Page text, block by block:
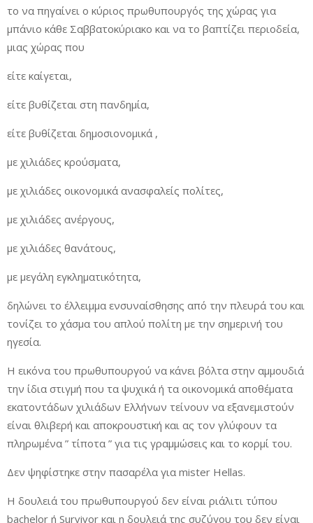
το να πηγαίνει ο κύριος πρωθυπουργός της χώρας για
μπάνιο κάθε Σαββατοκύριακο και να το βαπτίζει περιοδεία,
μιας χώρας που
είτε καίγεται,
είτε βυθίζεται στη πανδημία,
είτε βυθίζεται δημοσιονομικά ,
με χιλιάδες κρούσματα,
με χιλιάδες οικονομικά ανασφαλείς πολίτες,
με χιλιάδες ανέργους,
με χιλιάδες θανάτους,
με μεγάλη εγκληματικότητα,
δηλώνει το έλλειμμα ενσυναίσθησης από την πλευρά του και
τονίζει το χάσμα του απλού πολίτη με την σημερινή του
ηγεσία.
Η εικόνα του πρωθυπουργού να κάνει βόλτα στην αμμουδιά
την ίδια στιγμή που τα ψυχικά ή τα οικονομικά αποθέματα
εκατοντάδων χιλιάδων Ελλήνων τείνουν να εξανεμιστούν
είναι θλιβερή και αποκρουστική και ας τον γλύφουν τα
πληρωμένα ” τίποτα ” για τις γραμμώσεις και το κορμί του.
Δεν ψηφίστηκε στην πασαρέλα για mister Hellas.
Η δουλειά του πρωθυπουργού δεν είναι ριάλιτι τύπου
bachelor ή Survivor και η δουλειά της συζύγου του δεν είναι